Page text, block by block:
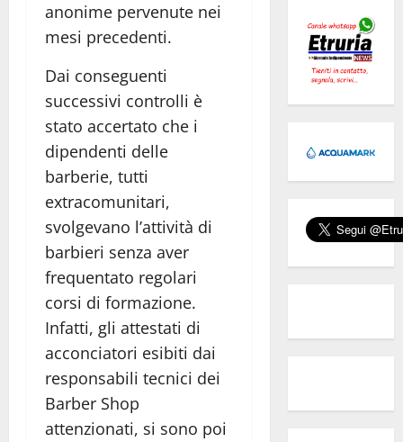
anonime pervenute nei
mesi precedenti.
Dai conseguenti
successivi controlli è
stato accertato che i
dipendenti delle
barberie, tutti
extracomunitari,
svolgevano l’attività di
barbieri senza aver
frequentato regolari
corsi di formazione.
Infatti, gli attestati di
acconciatori esibiti dai
responsabili tecnici dei
Barber Shop
attenzionati, si sono poi